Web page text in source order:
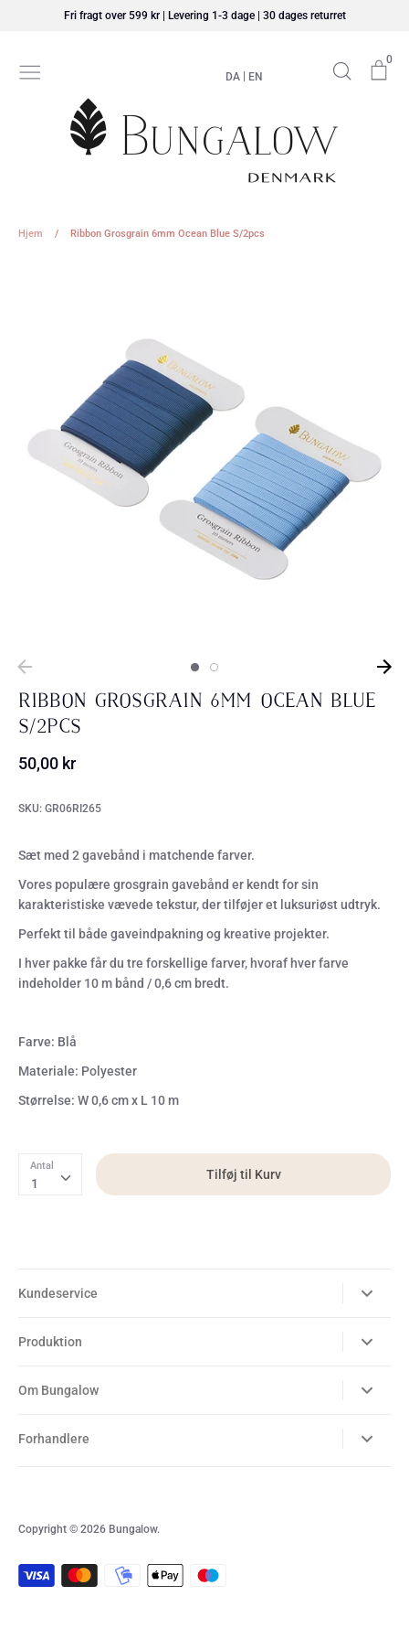
Fri fragt over 599 kr | Levering 1-3 dage | 30 dages returret
DA EN
Søg
0
Hjem / Ribbon Grosgrain 6mm Ocean Blue S/2pcs
Ribbon Grosgrain 6mm Ocean Blue
S/2pcs
50,00 kr
SKU: GR06RI265
Sæt med 2 gavebånd i matchende farver.
Vores populære grosgrain gavebånd er kendt for sin
karakteristiske vævede tekstur, der tilføjer et luksuriøst udtryk.
Perfekt til både gaveindpakning og kreative projekter.
I hver pakke får du tre forskellige farver, hvoraf hver farve
indeholder 10 m bånd / 0,6 cm bredt.
Farve: Blå
Materiale: Polyester
Størrelse: W 0,6 cm x L 10 m
Antal
1
Tilføj til Kurv
Kundeservice
Produktion
Om Bungalow
Forhandlere
Copyright © 2026 Bungalow.